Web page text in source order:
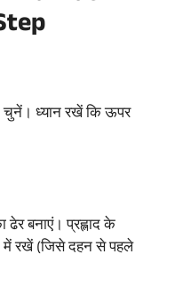
चुनें। ध्यान रखें कि ऊपर
बनाएं। प्रह्लाद के
रखें (जिसे दहन से पहले